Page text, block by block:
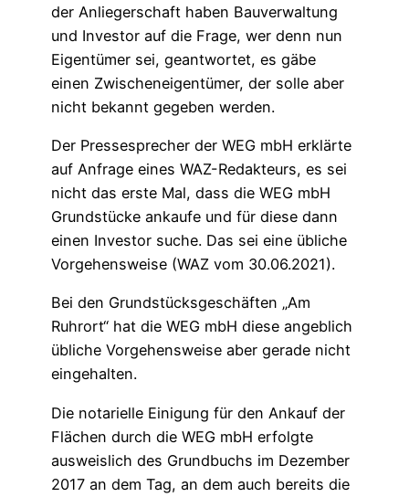
der Anliegerschaft haben Bauverwaltung
und Investor auf die Frage, wer denn nun
Eigentümer sei, geantwortet, es gäbe
einen Zwischeneigentümer, der solle aber
nicht bekannt gegeben werden.
Der Pressesprecher der WEG mbH erklärte
auf Anfrage eines WAZ-Redakteurs, es sei
nicht das erste Mal, dass die WEG mbH
Grundstücke ankaufe und für diese dann
einen Investor suche. Das sei eine übliche
Vorgehensweise (WAZ vom 30.06.2021).
Bei den Grundstücksgeschäften „Am
Ruhrort“ hat die WEG mbH diese angeblich
übliche Vorgehensweise aber gerade nicht
eingehalten.
Die notarielle Einigung für den Ankauf der
Flächen durch die WEG mbH erfolgte
ausweislich des Grundbuchs im Dezember
2017 an dem Tag, an dem auch bereits die